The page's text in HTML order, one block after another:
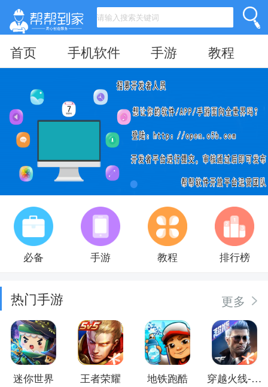
首页 手机软件 手游 教程
必备 手游 教程 排行榜
热门手游 更多
迷你世界 王者荣耀 地铁跑酷 穿越火线-枪战王者